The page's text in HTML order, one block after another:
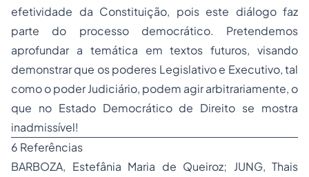
efetividade da Constituição, pois este diálogo faz
parte do processo democrático. Pretendemos
aprofundar a temática em textos futuros, visando
demonstrar que os poderes Legislativo e Executivo, tal
como o poder Judiciário, podem agir arbitrariamente, o
que no Estado Democrático de Direito se mostra
inadmissível!
6 Referências
BARBOZA, Estefânia Maria de Queiroz; JUNG, Thais